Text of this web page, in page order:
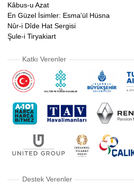
Kâbus-u Azat
En Güzel İsimler: Esma'ül Hüsna
Nûr-i Dîde Hat Sergisi
Şule-i Tiryakiart
Katkı Verenler
Destek Verenler